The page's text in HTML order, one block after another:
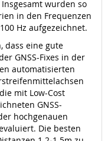
wurden so
in den Frequenzen
Hz aufgezeichnet.
dass eine gute
GNSS-Fixes in der
automatisierten
mit Low-Cost
GNSS-
hochgenauen
Die besten